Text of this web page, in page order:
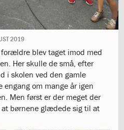
2019
forældre blev taget imod med
Her skulle de små, efter
i skolen ved den gamle
engang om mange år igen
Men først er der meget der
børnene glædede sig til at